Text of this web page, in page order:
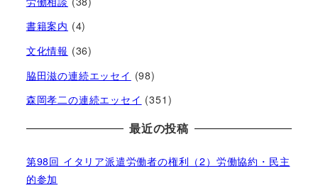
書籍案内 (4)
文化情報 (36)
脇田滋の連続エッセイ (98)
森岡孝二の連続エッセイ (351)
最近の投稿
第98回 イタリア派遣労働者の権利（2）労働協約・民主
的参加